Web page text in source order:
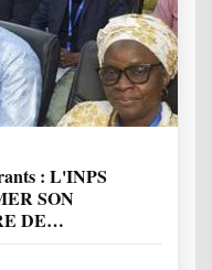
: L'INPS
SON
DE